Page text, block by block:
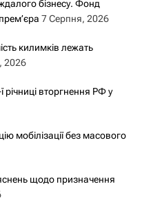
бізнесу. Фонд
7 Серпня, 2026
килимків лежать
2026
річниці вторгнення РФ у
мобілізації без масового
щодо призначення